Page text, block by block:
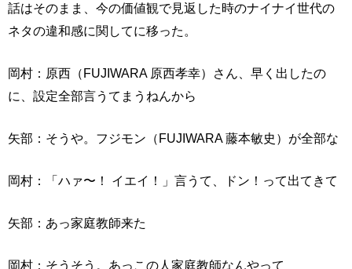
話はそのまま、今の価値観で見返した時のナイナイ世代の
ネタの違和感に関してに移った。
岡村：原西（FUJIWARA 原西孝幸）さん、早く出したの
に、設定全部言うてまうねんから
矢部：そうや。フジモン（FUJIWARA 藤本敏史）が全部な
岡村：「ハァ〜！ イエイ！」言うて、ドン！って出てきて
矢部：あっ家庭教師来た
岡村：そうそう。あっこの人家庭教師なんやって